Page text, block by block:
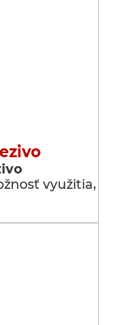
využitia,